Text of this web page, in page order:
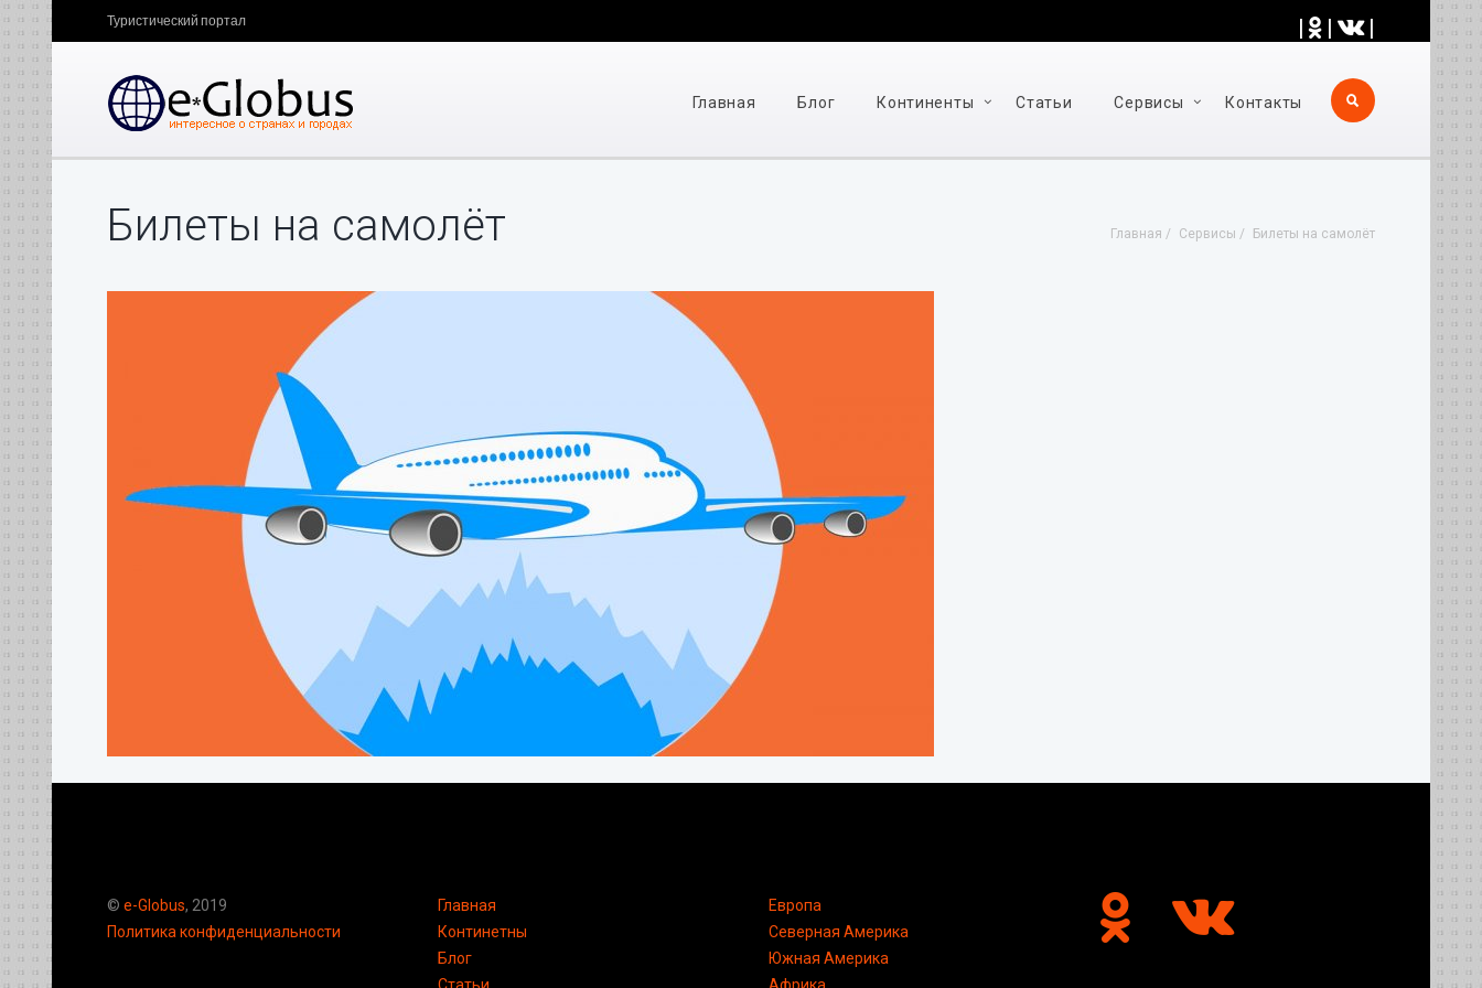
| | |
Туристический портал
Главная Блог Континенты Статьи Cервисы Контакты
Главная Cервисы Билеты на самолёт
Билеты на самолёт
© e-Globus, 2019
Политика конфиденциальности
Главная
Континетны
Блог
Европа
Северная Америка
Южная Америка